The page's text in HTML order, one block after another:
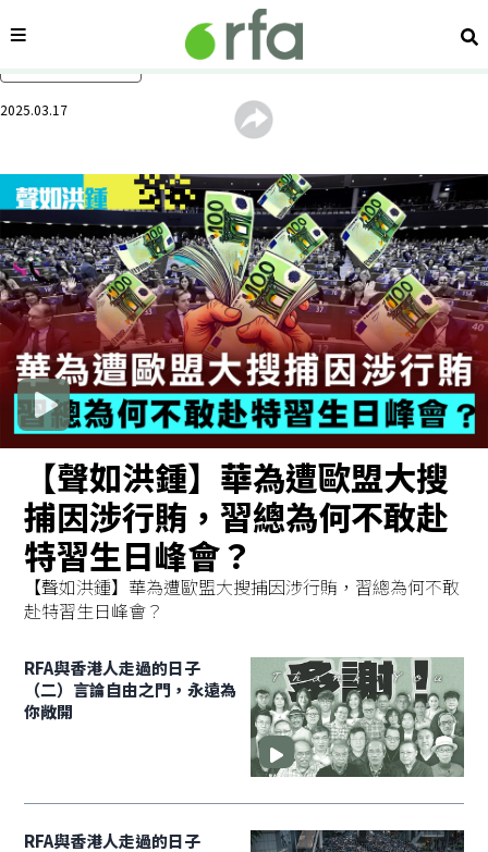
內容分類 搜
2025.03.17
【聲如洪鍾】華為遭歐盟大搜
捕因涉行賄，習總為何不敢赴
特習生日峰會？
【聲如洪鍾】華為遭歐盟大搜捕因涉行賄，習總為何不敢
赴特習生日峰會？
RFA與香港人走過的日子
（二）言論自由之門，永遠為
你敞開
RFA與香港人走過的日子